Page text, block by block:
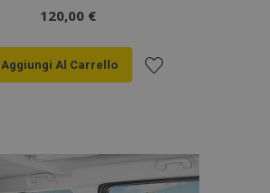
120,00 €
Aggiungi Al Carrello
lista